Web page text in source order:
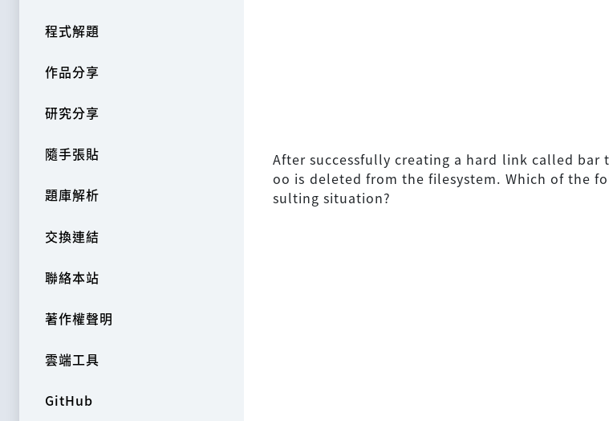
程式解題
作品分享
研究分享
隨手張貼
題庫解析
交換連結
聯絡本站
著作權聲明
雲端工具
GitHub
After successfully creating a hard link called
oo is deleted from the filesystem. Which of the
sulting situation?